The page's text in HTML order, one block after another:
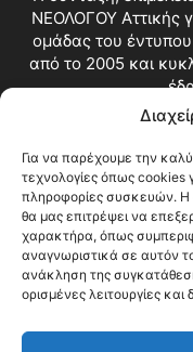
Για να παρέχουμε την
τεχνολογίες όπως cookies
πληροφορίες συσκευών. Η
θα μας επιτρέψει να
χαρακτήρα, όπως
αναγνωριστικά σε αυτόν
ανάκληση της
ορισμένες λειτουργίες και
ΝΕΟΛΟΓΟΥ Αττικής
ομάδας του
από το 2005 και